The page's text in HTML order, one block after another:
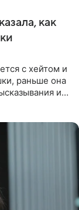
как
с хейтом и
раньше она
и